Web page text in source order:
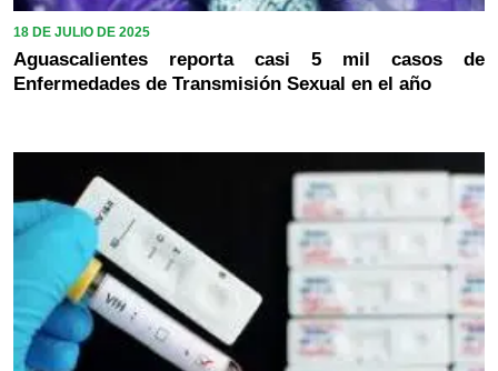
18 DE JULIO DE 2025
Aguascalientes reporta casi 5 mil casos de
Enfermedades de Transmisión Sexual en el año